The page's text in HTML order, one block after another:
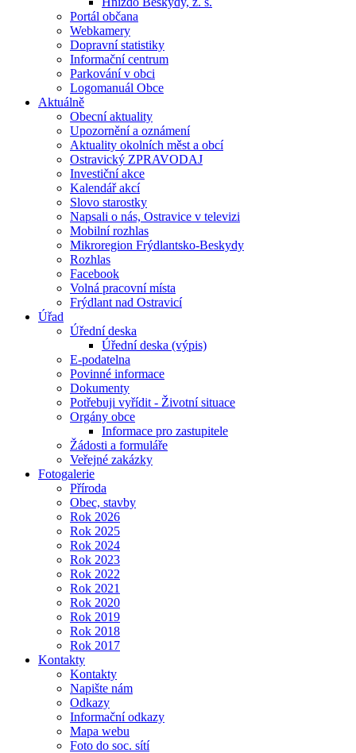
Portál občana
Webkamery
Dopravní statistiky
Informační centrum
Parkování v obci
Logomanuál Obce
Aktuálně
Obecní aktuality
Upozornění a oznámení
Aktuality okolních měst a obcí
Ostravický ZPRAVODAJ
Investiční akce
Kalendář akcí
Slovo starostky
Napsali o nás, Ostravice v televizi
Mobilní rozhlas
Mikroregion Frýdlantsko-Beskydy
Rozhlas
Facebook
Volná pracovní místa
Frýdlant nad Ostravicí
Úřad
Úřední deska
Úřední deska (výpis)
E-podatelna
Povinné informace
Dokumenty
Potřebuji vyřídit - Životní situace
Orgány obce
Informace pro zastupitele
Žádosti a formuláře
Veřejné zakázky
Fotogalerie
Příroda
Obec, stavby
Rok 2026
Rok 2025
Rok 2024
Rok 2023
Rok 2022
Rok 2021
Rok 2020
Rok 2019
Rok 2018
Rok 2017
Kontakty
Kontakty
Napište nám
Odkazy
Informační odkazy
Mapa webu
Foto do soc. sítí